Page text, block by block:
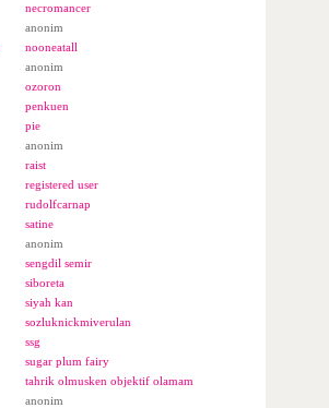
necromancer
anonim
nooneatall
anonim
ozoron
penkuen
pie
anonim
raist
registered user
rudolfcarnap
satine
anonim
sengdil semir
siboreta
siyah kan
sozluknickmiverulan
ssg
sugar plum fairy
tahrik olmusken objektif olamam
anonim